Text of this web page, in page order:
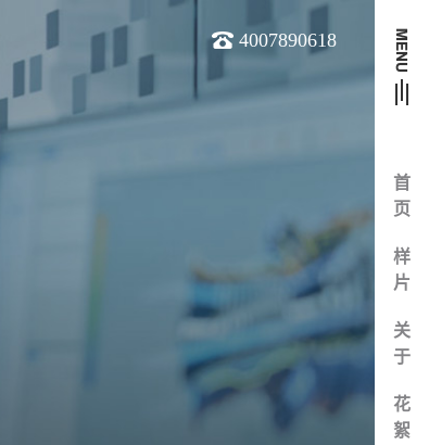
首
页
样
片
关
于
花
絮
4007890618